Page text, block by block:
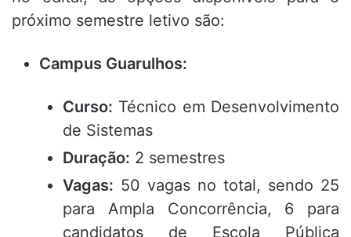
próximo semestre letivo são:
Campus Guarulhos:
Curso: Técnico em Desenvolvimento
de Sistemas
Duração: 2 semestres
Vagas: 50 vagas no total, sendo 25
para Ampla Concorrência, 6 para
candidatos de Escola Pública